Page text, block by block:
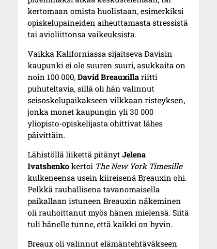
kertomaan omista huolistaan, esimerkiksi
opiskelupaineiden aiheuttamasta stressistä
tai avioliittonsa vaikeuksista.
Vaikka Kaliforniassa sijaitseva Davisin
kaupunki ei ole suuren suuri, asukkaita on
noin 100 000,David Breauxillariitti
puhuteltavia, sillä oli hän valinnut
seisoskelupaikakseen vilkkaan risteyksen,
jonka monet kaupungin yli 30 000
yliopisto-opiskelijasta ohittivat lähes
päivittäin.
Lähistöllä liikettä pitänytJelena
Ivatshenkokertoi The New York Timesille
kulkeneensa usein kiireisenä Breauxin ohi.
Pelkkä rauhallisena tavanomaisella
paikallaan istuneen Breauxin näkeminen
oli rauhoittanut myös hänen mielensä. Siitä
tuli hänelle tunne, että kaikki on hyvin.
Breaux oli valinnut elämäntehtäväkseen